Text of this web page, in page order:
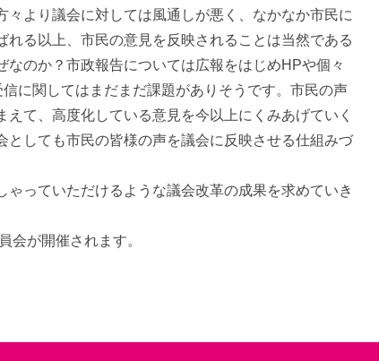
より議会に対しては風通しが悪く、なかなか市民に
る以上、市民の意見を反映されることは当然である
のか？市政報告については広報をはじめHPや個々
に関してはまだまだ課題がありそうです。市民の声
て、高度化している意見を今以上にくみあげていく
しても市民の皆様の声を議会に反映させる仕組みづ
っていただけるような議会改革の成果を求めていき
会が開催されます。